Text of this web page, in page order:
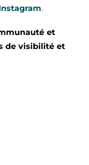
.
et
de visibilité et